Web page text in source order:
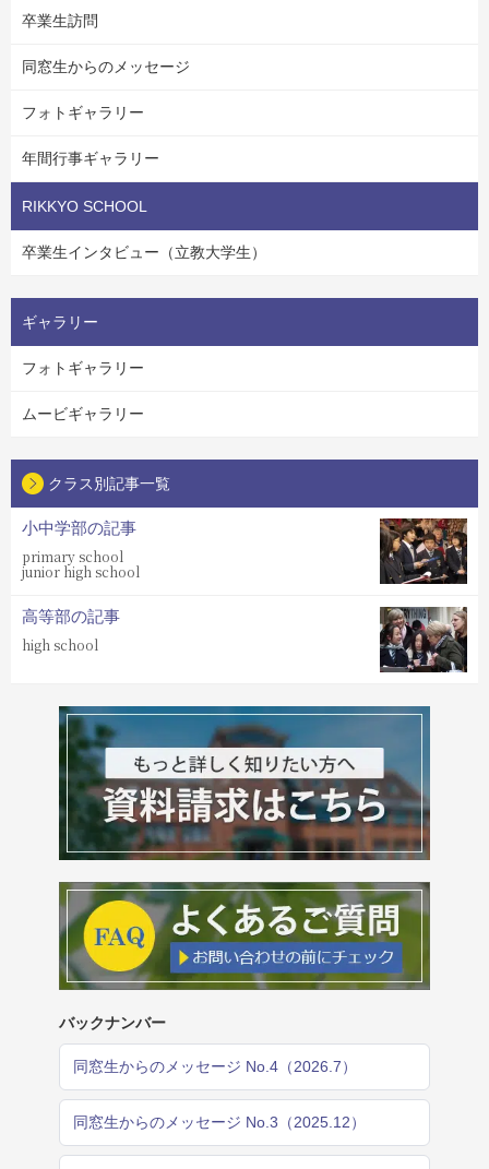
卒業生訪問
同窓生からのメッセージ
フォトギャラリー
年間行事ギャラリー
RIKKYO SCHOOL
卒業生インタビュー（立教大学生）
ギャラリー
フォトギャラリー
ムービギャラリー
クラス別記事一覧
小中学部の記事
primary school
junior high school
高等部の記事
high school
バックナンバー
同窓生からのメッセージ No.4（2026.7）
同窓生からのメッセージ No.3（2025.12）